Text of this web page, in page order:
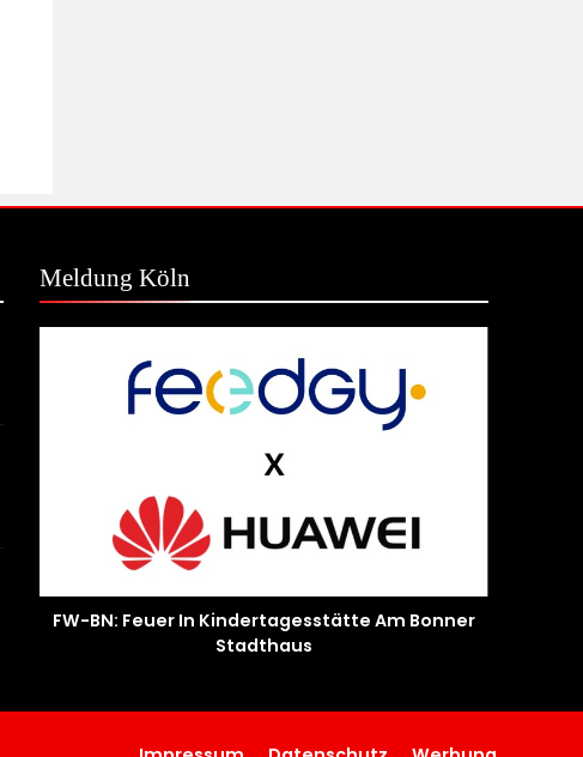
Meldung Köln
FW-BN: Feuer In Kindertagesstätte Am Bonner
Stadthaus